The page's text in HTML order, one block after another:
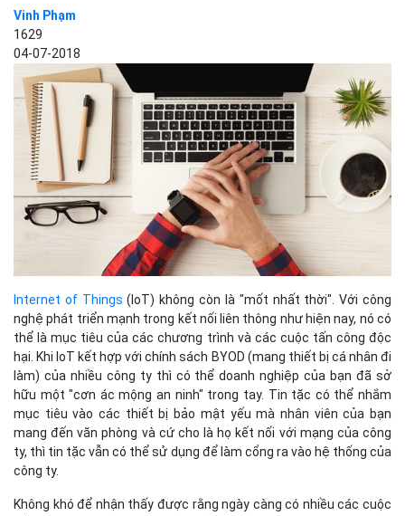
Vinh Phạm
1629
04-07-2018
Internet of Things (IoT) không còn là "mốt nhất thời". Với công
nghệ phát triển mạnh trong kết nối liên thông như hiện nay, nó có
thể là mục tiêu của các chương trình và các cuộc tấn công độc
hại. Khi IoT kết hợp với chính sách BYOD (mang thiết bị cá nhân đi
làm) của nhiều công ty thì có thể doanh nghiệp của bạn đã sở
hữu một "cơn ác mộng an ninh" trong tay. Tin tặc có thể nhắm
mục tiêu vào các thiết bị bảo mật yếu mà nhân viên của bạn
mang đến văn phòng và cứ cho là họ kết nối với mạng của công
ty, thì tin tặc vẫn có thể sử dụng để làm cổng ra vào hệ thống của
công ty.
Không khó để nhận thấy được rằng ngày càng có nhiều các cuộc